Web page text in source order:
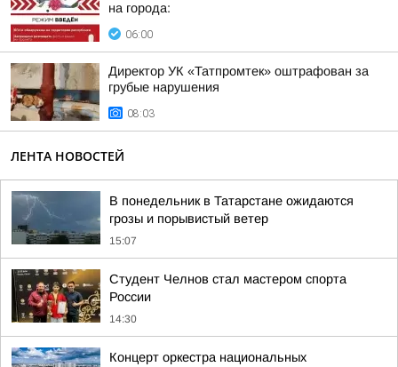
на города:
06:00
Директор УК «Татпромтек» оштрафован за
грубые нарушения
08:03
ЛЕНТА НОВОСТЕЙ
В понедельник в Татарстане ожидаются
грозы и порывистый ветер
15:07
Студент Челнов стал мастером спорта
России
14:30
Концерт оркестра национальных